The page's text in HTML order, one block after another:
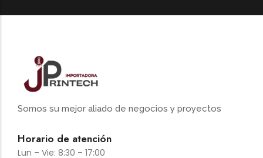
Somos su mejor aliado de negocios y proyectos
Horario de atención
Lun – Vie: 8:30 – 17:00